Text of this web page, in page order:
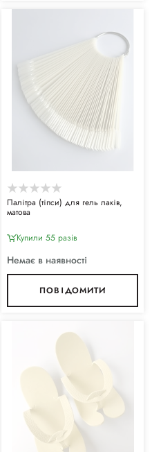
Палітра (тіпси) для гель лаків,
матова
Купили 55 разiв
Немає в наявності
ПОВІДОМИТИ